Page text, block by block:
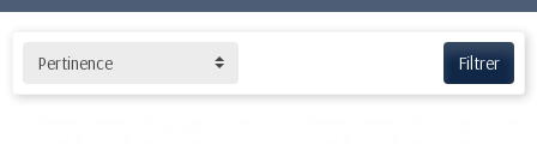
équiper votre salle de sport, ou espace Cross
Training.
Filtrer
Pertinence